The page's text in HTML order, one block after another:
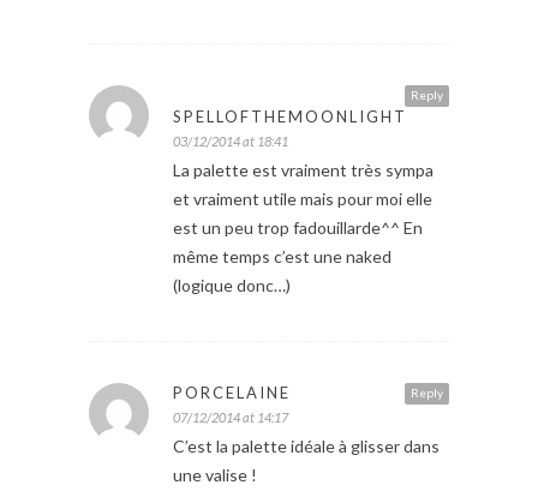
Reply
SPELLOFTHEMOONLIGHT
03/12/2014 at 18:41
La palette est vraiment très sympa
et vraiment utile mais pour moi elle
est un peu trop fadouillarde^^ En
même temps c’est une naked
(logique donc…)
Reply
PORCELAINE
07/12/2014 at 14:17
C’est la palette idéale à glisser dans
une valise !